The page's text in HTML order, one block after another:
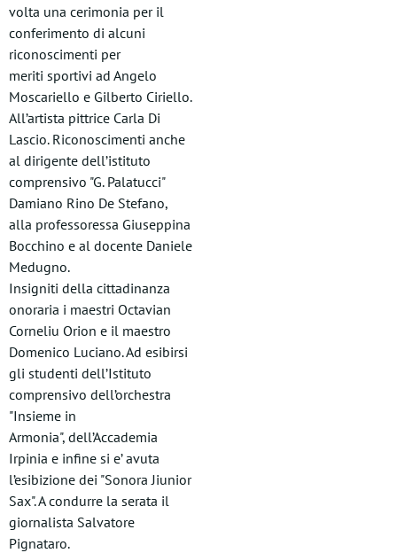
volta una cerimonia per il
conferimento di alcuni
riconoscimenti per
meriti sportivi ad Angelo
Moscariello e Gilberto Ciriello.
All’artista pittrice Carla Di
Lascio. Riconoscimenti anche
al dirigente dell’istituto
comprensivo "G. Palatucci"
Damiano Rino De Stefano,
alla professoressa Giuseppina
Bocchino e al docente Daniele
Medugno.
Insigniti della cittadinanza
onoraria i maestri Octavian
Corneliu Orion e il maestro
Domenico Luciano. Ad esibirsi
gli studenti dell’Istituto
comprensivo dell’orchestra
"Insieme in
Armonia", dell’Accademia
Irpinia e infine si e’ avuta
l’esibizione dei "Sonora Jiunior
Sax". A condurre la serata il
giornalista Salvatore
Pignataro.